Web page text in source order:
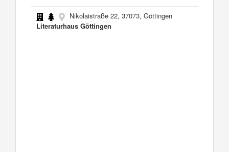
Nikolaistraße 22, 37073, Göttingen
Literaturhaus Göttingen